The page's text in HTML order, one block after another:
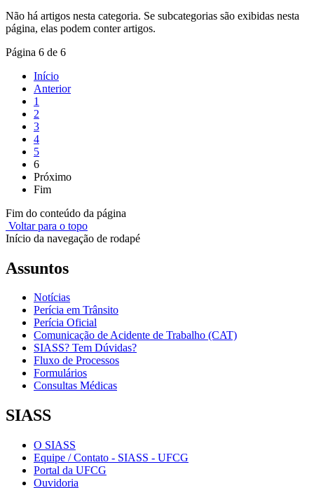
Não há artigos nesta categoria. Se subcategorias são exibidas nesta
página, elas podem conter artigos.
Página 6 de 6
Início
Anterior
1
2
3
4
5
6
Próximo
Fim
Fim do conteúdo da página
Voltar para o topo
Início da navegação de rodapé
Assuntos
Notícias
Perícia em Trânsito
Perícia Oficial
Comunicação de Acidente de Trabalho (CAT)
SIASS? Tem Dúvidas?
Fluxo de Processos
Formulários
Consultas Médicas
SIASS
O SIASS
Equipe / Contato - SIASS - UFCG
Portal da UFCG
Ouvidoria